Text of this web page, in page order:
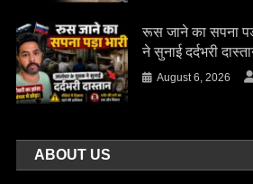
रूस जाने का सपना
ने सुनाई दर्दभरी
August 6, 2026
ABOUT US